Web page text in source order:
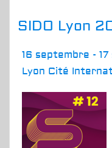
SIDO Lyon
16 septembre -
Lyon Cité